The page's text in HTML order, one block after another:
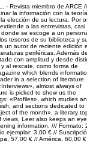
- Revista miembro de ARCE
la información con la teoría
elección de su lectura. Por
a las entrevistas, casi
se escoge a un
tesoros de su biblioteca y
un autor de reciente edición
periféricas. Además
con amplitud y desde
al rescate, como forma de
which blends
in a selection of literature.
almost always of
is picked to show us the
«Profiles», which studies an
and sections dedicated to
of the month», a literary
Leer also keeps an
information. /// Formato:
ejemplar: 3,00 € //
57,00 € // América, 60,00 €